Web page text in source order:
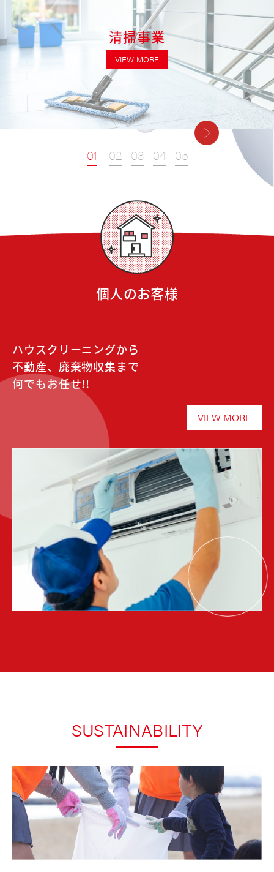
清掃事業
VIEW MORE
1 2 3 4 5
個人のお客様
ハウスクリーニングから
不動産、廃棄物収集まで
何でもお任せ!!
VIEW MORE
SUSTAINABILITY